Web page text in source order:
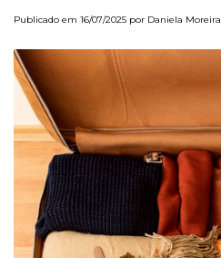
Publicado em 16/07/2025 por Daniela Moreira